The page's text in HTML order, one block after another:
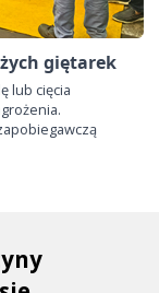
giętarek
lub cięcia